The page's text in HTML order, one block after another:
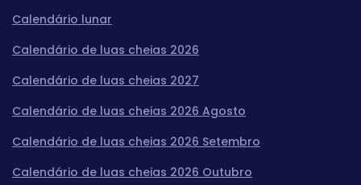
Calendário lunar
Calendário de luas cheias 2026
Calendário de luas cheias 2027
Calendário de luas cheias 2026 Agosto
Calendário de luas cheias 2026 Setembro
Calendário de luas cheias 2026 Outubro